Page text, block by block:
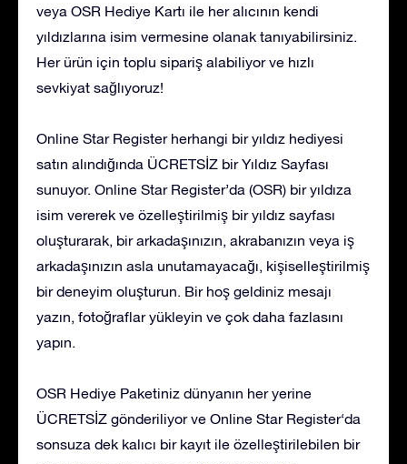
veya OSR Hediye Kartı ile her alıcının kendi
yıldızlarına isim vermesine olanak tanıyabilirsiniz.
Her ürün için toplu sipariş alabiliyor ve hızlı
sevkiyat sağlıyoruz!
Online Star Register herhangi bir yıldız hediyesi
satın alındığında ÜCRETSİZ bir Yıldız Sayfası
sunuyor. Online Star Register’da (OSR) bir yıldıza
isim vererek ve özelleştirilmiş bir yıldız sayfası
oluşturarak, bir arkadaşınızın, akrabanızın veya iş
arkadaşınızın asla unutamayacağı, kişiselleştirilmiş
bir deneyim oluşturun. Bir hoş geldiniz mesajı
yazın, fotoğraflar yükleyin ve çok daha fazlasını
yapın.
OSR Hediye Paketiniz dünyanın her yerine
ÜCRETSİZ gönderiliyor ve Online Star Register‘da
sonsuza dek kalıcı bir kayıt ile özelleştirilebilen bir